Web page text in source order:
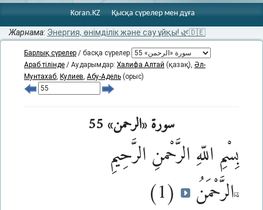
Koran.KZ Қысқа сүрелер мен дұға
Жарнама: Энергия, өнімділік және сау ұйқы! 🌿🇩🇪
Барлық сүрелер / басқа сүрелер
Араб тілінде / Аударымдар: Халифа Алтай (қазақ), Әл-
Мунтахаб, Кулиев, Абу-Адель (орыс)
سورة «الرحمن» 55
بِسْمِ اللّهِ الرَّحْمنِ الرَّحِيمِ
الرَّحْمَنُ
(1)